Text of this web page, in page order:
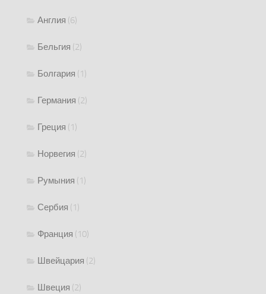
Англия (6)
Бельгия (2)
Болгария (1)
Германия (2)
Греция (1)
Норвегия (2)
Румыния (1)
Сербия (1)
Франция (10)
Швейцария (2)
Швеция (2)